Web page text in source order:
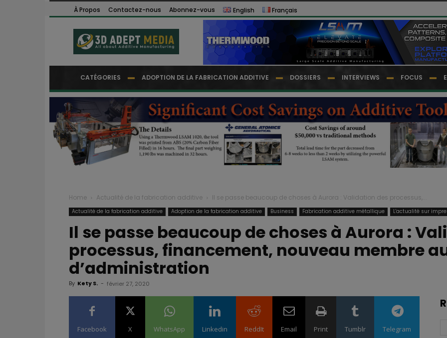
À Propos Contactez-nous Abonnez-vous English Français
CATÉGORIES ADOPTION DE LA FABRICATION ADDITIVE DOSSIERS INTERVIEWS FOCUS
Home Actualité de la fabrication additive Il se passe beaucoup de choses à Aurora : Validation des processus,...
Actualité de la fabrication additive Adoption de la fabrication additive Business Fabrication additive métallique L'actualité sur
Il se passe beaucoup de choses à Aurora :
processus, financement, nouveau membre
d’administration
By Kety S. - février 27, 2020
Facebook X WhatsApp Linkedin ReddIt Email Print Tumblr Telegram